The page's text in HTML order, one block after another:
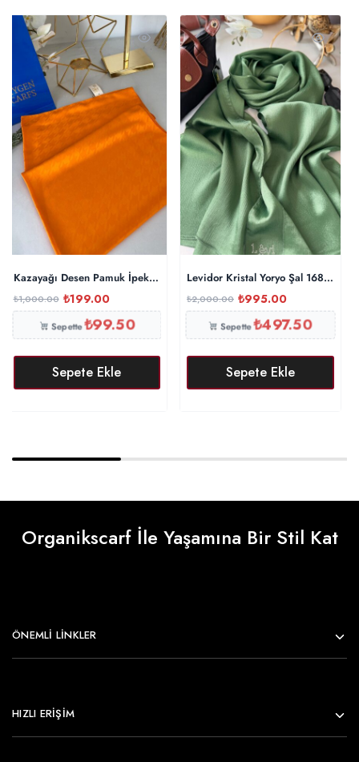
Kazayağı Desen Pamuk İpeksi Şal 44895 – Turuncu
₺1,000.00 ₺199.00
Sepette₺99.50
Sepete Ekle
Levidor Kristal Yoryo Şal 16842 –
₺2,000.00 ₺995.00
Sepette₺497.50
Sepete Ekle
Organikscarf İle Yaşamına Bir Stil Kat
ÖNEMLI LINKLER
HIZLI ERİŞİM